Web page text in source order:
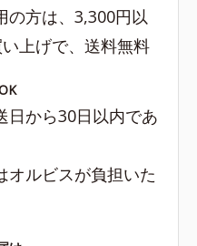
の方は、3,300円以
上げで、送料無料
日から30日以内であ
ルビスが負担いた